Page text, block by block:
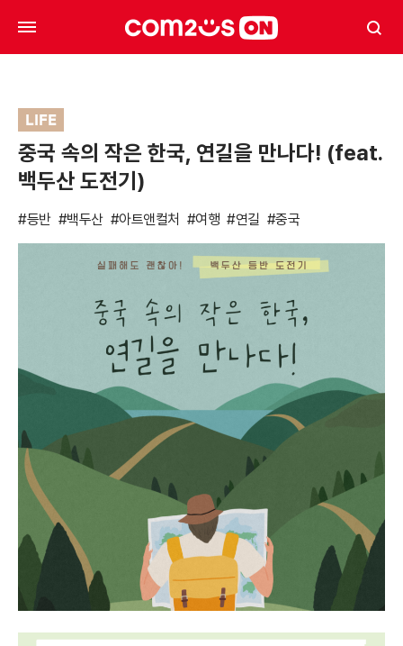
LIFE
중국 속의 작은 한국, 연길을 만나다! (feat.
백두산 도전기)
#등반 #백두산 #아트앤컬처 #여행 #연길 #중국